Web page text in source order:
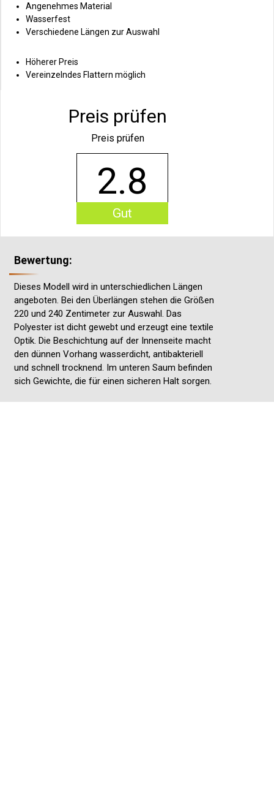
Angenehmes Material
Wasserfest
Verschiedene Längen zur Auswahl
Höherer Preis
Vereinzelndes Flattern möglich
Preis prüfen
Preis prüfen
2.8
Gut
Bewertung:
Dieses Modell wird in unterschiedlichen Längen
angeboten. Bei den Überlängen stehen die Größen
220 und 240 Zentimeter zur Auswahl. Das
Polyester ist dicht gewebt und erzeugt eine textile
Optik. Die Beschichtung auf der Innenseite macht
den dünnen Vorhang wasserdicht, antibakteriell
und schnell trocknend. Im unteren Saum befinden
sich Gewichte, die für einen sicheren Halt sorgen.